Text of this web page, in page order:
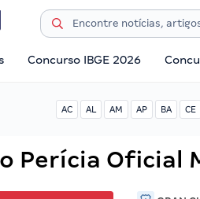
Concurso IBGE 2026
AC AL AM AP BA CE
Perícia Oficial